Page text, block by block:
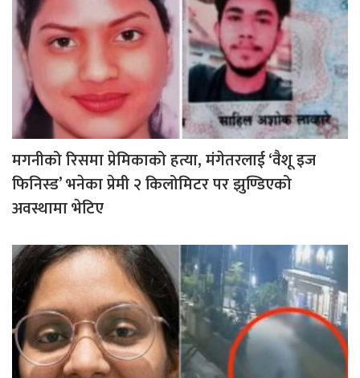
मगनीको रिसमा प्रेमिकाको हत्या, मंगेतरलाई ‘वैशू इज
फिनिस्ड’ भनेका प्रेमी २ किलोमिटर पर झुण्डिएको
अवस्थामा भेटिए